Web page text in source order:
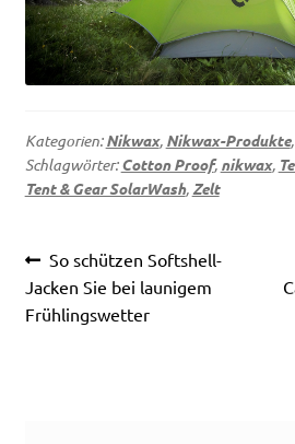
Kategorien:Nikwax, Nikwax-Produkte,
Schlagwörter:Cotton Proof, nikwax,
Tent & Gear SolarWash, Zelt
Beitragsnavigation
Vorheriger
Beitrag:
So schützen Softshell-
Jacken Sie bei launigem
Frühlingswetter